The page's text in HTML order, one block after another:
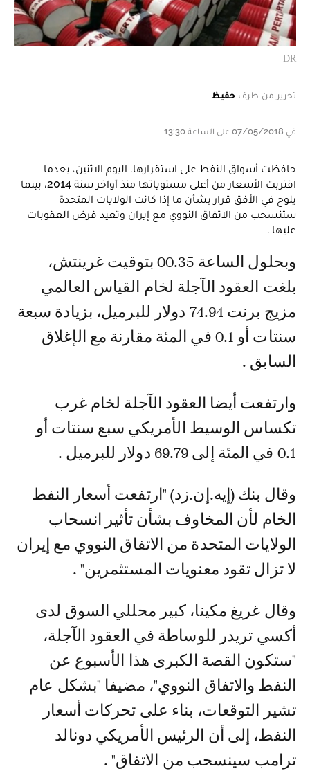
DR
تحرير من طرف حفيظ
في 07/05/2018 على الساعة 13:30
حافظت أسواق النفط على استقرارها، اليوم الاثنين، بعدما
اقتربت الأسعار من أعلى مستوياتها منذ أواخر سنة 2014، بينما
يلوح في الأفق قرار بشأن ما إذا كانت الولايات المتحدة
ستنسحب من الاتفاق النووي مع إيران وتعيد فرض العقوبات
عليها .
وبحلول الساعة 00.35 بتوقيت غرينتش،
بلغت العقود الآجلة لخام القياس العالمي
مزيج برنت 74.94 دولار للبرميل، بزيادة سبعة
سنتات أو 0.1 في المئة مقارنة مع الإغلاق
السابق .
وارتفعت أيضا العقود الآجلة لخام غرب
تكساس الوسيط الأمريكي سبع سنتات أو
0.1 في المئة إلى 69.79 دولار للبرميل .
وقال بنك (إيه.إن.زد) "ارتفعت أسعار النفط
الخام لأن المخاوف بشأن تأثير انسحاب
الولايات المتحدة من الاتفاق النووي مع إيران
لا تزال تقود معنويات المستثمرين" .
وقال غريغ مكينا، كبير محللي السوق لدى
أكسي تريدر للوساطة في العقود الآجلة،
"ستكون القصة الكبرى هذا الأسبوع عن
النفط والاتفاق النووي"، مضيفا "بشكل عام
تشير التوقعات، بناء على تحركات أسعار
النفط، إلى أن الرئيس الأمريكي دونالد
ترامب سينسحب من الاتفاق" .